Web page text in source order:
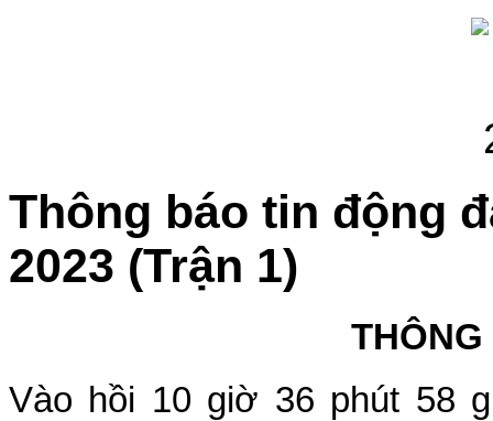
Thông báo tin động
2023 (Trận 1)
Vào hồi 10 giờ 36 phút 58